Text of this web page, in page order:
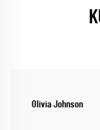
Olivia Johnson